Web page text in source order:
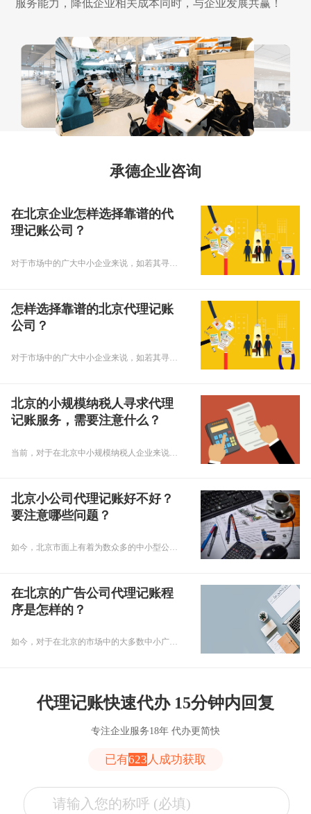
服务能力，降低企业相关成本同时，与企业发展共赢！
承德企业咨询
在北京企业怎样选择靠谱的代
理记账公司？
对于市场中的广大中小企业来说，如若其寻求第三方代理机构提供财税服务，那么代理记账公司的服务水平和服务质量将直接影响着企业的财税服务体验。所以，选择一个靠谱的代理记账公司对企业来说尤为重要，这对于北京地区的企业来说也是如此。那么，怎样选择靠谱的北京代理记账公司呢？接下来，小编来带您对此进行具体了解！
怎样选择靠谱的北京代理记账
公司？
对于市场中的广大中小企业来说，如若其寻求第三方代理机构提供财税服务，那么代理记账公司的服务水平和服务质量将直接影响着企业的财税服务体验。所以，选择一个靠谱的代理记账公司对企业来说尤为重要，这对于北京地区的企业来说也是如此。那么，怎样选择靠谱的北京代理记账公司呢？接下来，小编来带您对此进行具体了解！
北京的小规模纳税人寻求代理
记账服务，需要注意什么？
北京小公司代理记账好不好？
要注意哪些问题？
如今，北京市面上有着为数众多的中小型公司。而在这些公司经营期间，其大多需要根据有关部门的规定完成记账报税等工作。由此，很多小公司出于节约账务处理成本等方面的考虑，会选择将财务工作交给代理记账公司来“打理”。那么，北京小公司代理记账好不好？要注意哪些问题？下面小编来对此进行介绍！
在北京的广告公司代理记账程
序是怎样的？
如今，对于在北京的市场中的大多数中小广告公司来说，它们进行日常账务工作处理一般不会招聘专职会计人员，而是选择将记账报税工作交给代理记账公司来处理。那么，在北京广告公司代理记账程序是怎样的呢？接下来，小编将带广大企业经营者对此进行具体了解！
代理记账快速代办 15分钟内回复
专注企业服务18年 代办更简快
已有623 人成功获取